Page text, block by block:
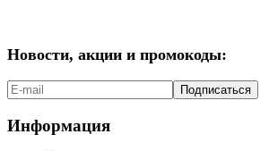
Новости, акции и промокоды:
Подписаться
Информация